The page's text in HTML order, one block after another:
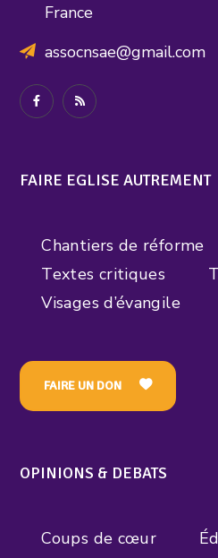
France
assocnsae@gmail.com
FAIRE EGLISE AUTREMENT
Chantiers de réforme
Textes critiques
Visages d’évangile
FAIRE UN DON
OPINIONS & DEBATS
Coups de cœur